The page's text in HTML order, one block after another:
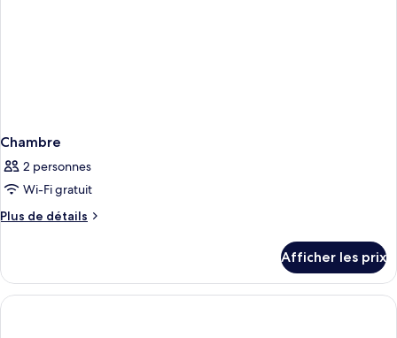
Chambre
2 personnes
Wi-Fi gratuit
Plus de détails
Plus
Chambre
Afficher les prix